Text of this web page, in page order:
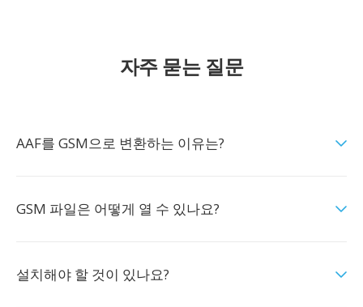
자주 묻는 질문
AAF를 GSM으로 변환하는 이유는?
GSM 파일은 어떻게 열 수 있나요?
설치해야 할 것이 있나요?